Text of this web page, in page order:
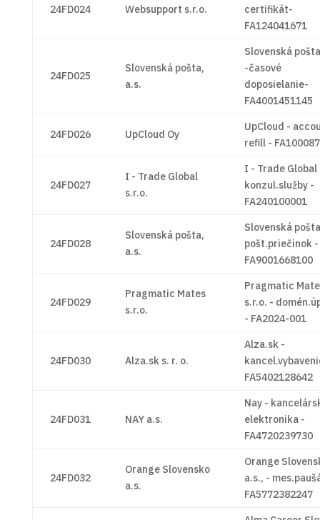
24FD024 Websupport s.r.o.
certifikát-
FA124041671
24FD025
Slovenská pošta,
a.s.
Slovenská pošta
-časové
doposielanie-
FA4001451145
24FD026 UpCloud Oy
UpCloud -
refill -
24FD027
I - Trade Global
s.r.o.
I - Trade Global
konzul.služby -
FA240100001
24FD028
Slovenská pošta,
a.s.
Slovenská
pošt.priečinok -
FA9001668100
24FD029
Pragmatic Mates
s.r.o.
Pragmatic
s.r.o. -
- FA2024-001
24FD030 Alza.sk s. r. o.
Alza.sk -
FA5402128642
24FD031 NAY a.s.
Nay -
elektronika -
FA4720239730
24FD032
Orange Slovensko
a.s.
Orange
a.s., -
FA5772382247